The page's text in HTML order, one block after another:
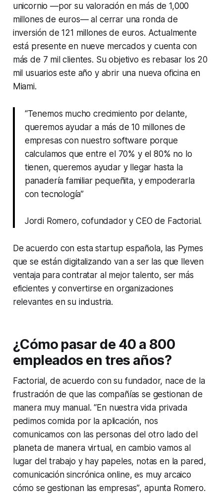
unicornio —por su valoración en más de 1,000
millones de euros— al cerrar una ronda de
inversión de 121 millones de euros. Actualmente
está presente en nueve mercados y cuenta con
más de 7 mil clientes. Su objetivo es rebasar los 20
mil usuarios este año y abrir una nueva oficina en
Miami.
“Tenemos mucho crecimiento por delante,
queremos ayudar a más de 10 millones de
empresas con nuestro software porque
calculamos que entre el 70% y el 80% no lo
tienen, queremos ayudar y llegar hasta la
panadería familiar pequeñita, y empoderarla
con tecnología”
Jordi Romero, cofundador y CEO de Factorial.
De acuerdo con esta startup española, las Pymes
que se están digitalizando van a ser las que lleven
ventaja para contratar al mejor talento, ser más
eficientes y convertirse en organizaciones
relevantes en su industria.
¿Cómo pasar de 40 a 800
empleados en tres años?
Factorial, de acuerdo con su fundador, nace de la
frustración de que las compañías se gestionan de
manera muy manual. “En nuestra vida privada
pedimos comida por la aplicación, nos
comunicamos con las personas del otro lado del
planeta de manera virtual, en cambio vamos al
lugar del trabajo y hay papeles, notas en la pared,
comunicación sincrónica online, es muy arcaico
cómo se gestionan las empresas”, apunta Romero.